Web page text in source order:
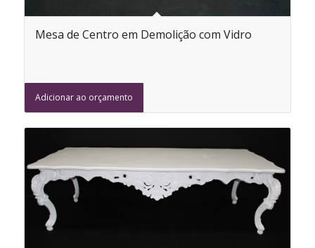
Mesa de Centro em Demolição com Vidro
Adicionar ao orçamento